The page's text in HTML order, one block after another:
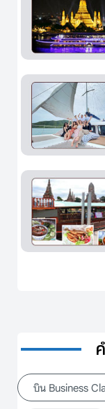
บิน Business